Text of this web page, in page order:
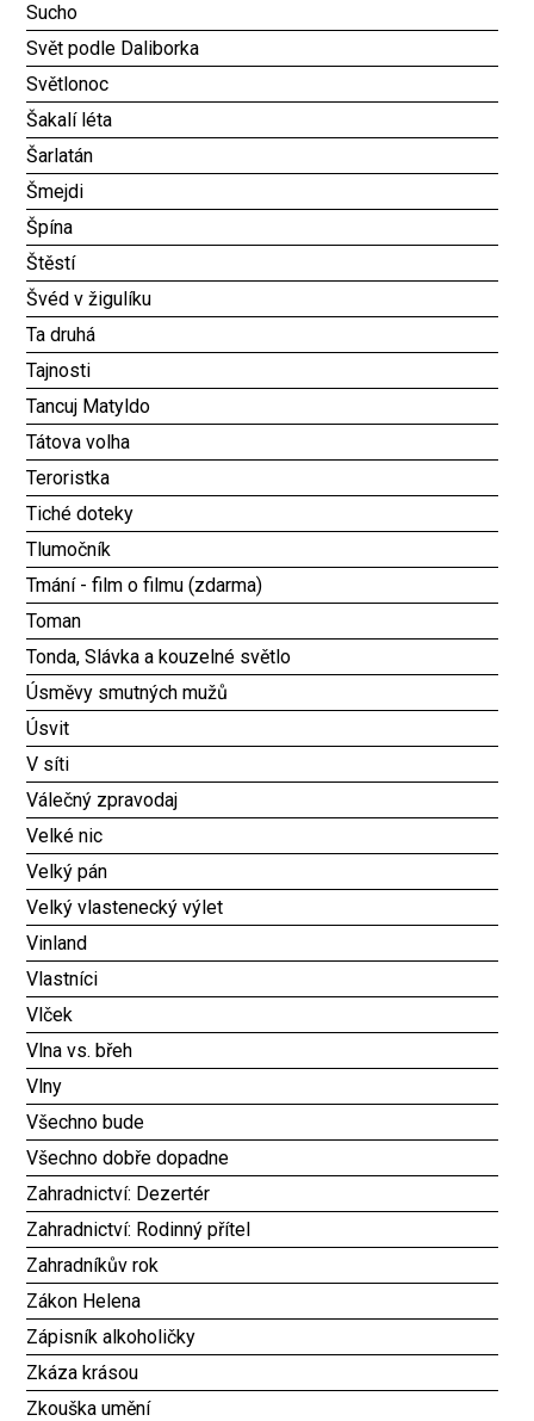
Sucho
Svět podle Daliborka
Světlonoc
Šakalí léta
Šarlatán
Šmejdi
Špína
Štěstí
Švéd v žigulíku
Ta druhá
Tajnosti
Tancuj Matyldo
Tátova volha
Teroristka
Tiché doteky
Tlumočník
Tmání - film o filmu (zdarma)
Toman
Tonda, Slávka a kouzelné světlo
Úsměvy smutných mužů
Úsvit
V síti
Válečný zpravodaj
Velké nic
Velký pán
Velký vlastenecký výlet
Vinland
Vlastníci
Vlček
Vlna vs. břeh
Vlny
Všechno bude
Všechno dobře dopadne
Zahradnictví: Dezertér
Zahradnictví: Rodinný přítel
Zahradníkův rok
Zákon Helena
Zápisník alkoholičky
Zkáza krásou
Zkouška umění